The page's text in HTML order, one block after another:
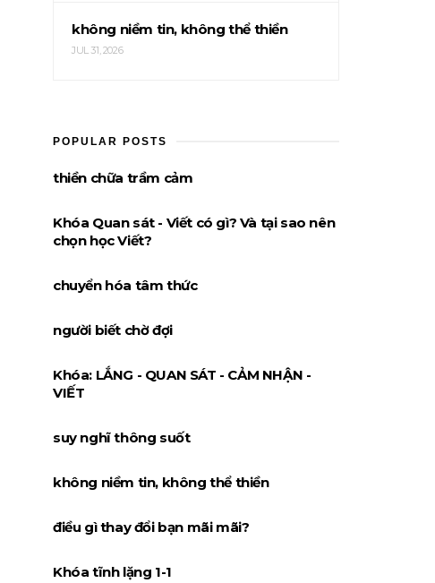
không niềm tin, không thể thiền
JUL 31, 2026
POPULAR POSTS
thiền chữa trầm cảm
Khóa Quan sát - Viết có gì? Và tại sao nên
chọn học Viết?
chuyển hóa tâm thức
người biết chờ đợi
Khóa: LẮNG - QUAN SÁT - CẢM NHẬN -
VIẾT
suy nghĩ thông suốt
không niềm tin, không thể thiền
điều gì thay đổi bạn mãi mãi?
Khóa tĩnh lặng 1-1